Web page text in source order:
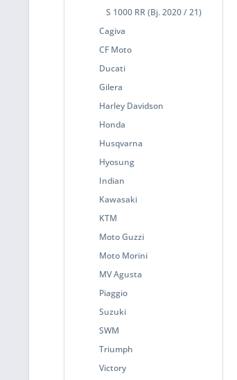
S 1000 RR (Bj. 2020 / 21)
Cagiva
CF Moto
Ducati
Gilera
Harley Davidson
Honda
Husqvarna
Hyosung
Indian
Kawasaki
KTM
Moto Guzzi
Moto Morini
MV Agusta
Piaggio
Suzuki
SWM
Triumph
Victory